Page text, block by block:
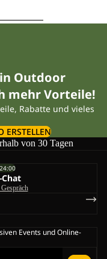
Outdoor
mehr Vorteile!
Rabatte und vieles
ERSTELLEN
von 30 Tagen
Events und Online-